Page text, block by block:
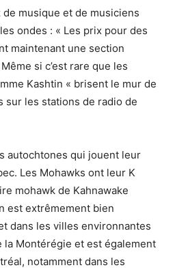
musique et de musiciens
ondes : « Les prix pour des
maintenant une section
si c’est rare que les
Kashtin « brisent le mur de
sur les stations de radio de
autochtones qui jouent leur
Les Mohawks ont leur K
mohawk de Kahnawake
est extrêmement bien
dans les villes environnantes
Montérégie et est également
notamment dans les